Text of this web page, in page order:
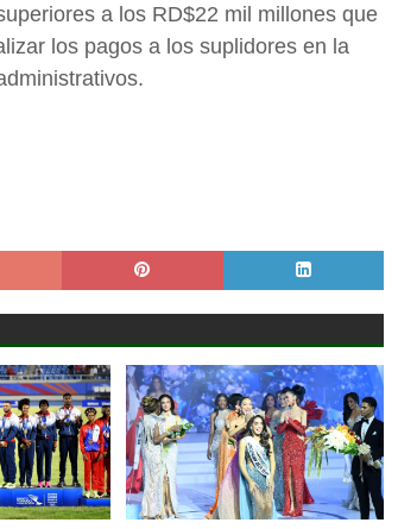
a los RD$22 mil millones que
los pagos a los suplidores en la